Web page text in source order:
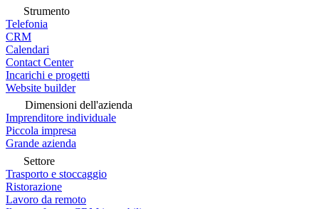
Strumento
Telefonia
CRM
Calendari
Contact Center
Incarichi e progetti
Website builder
Dimensioni dell'azienda
Imprenditore individuale
Piccola impresa
Grande azienda
Settore
Trasporto e stoccaggio
Ristorazione
Lavoro da remoto